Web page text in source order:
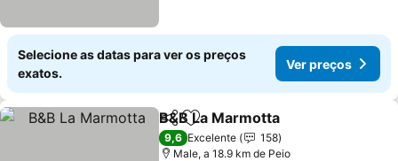
Selecione as datas para ver os preços
exatos.
Ver preços
PartilharAdicionar aos favoritos
B&B La Marmotta
9,6 Excelente
158
Male, a 18.9 km de Peio